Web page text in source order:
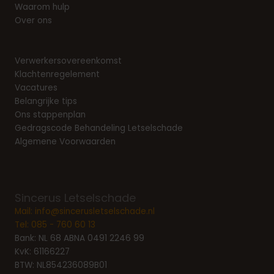
Waarom hulp
Over ons
Verwerkersovereenkomst
Klachtenregelement
Vacatures
Belangrijke tips
Ons stappenplan
Gedragscode Behandeling Letselschade
Algemene Voorwaarden
Sincerus Letselschade
Mail: info@sincerusletselschade.nl
Tel: 085 - 760 60 13
Bank: NL 68 ABNA 0491 2246 99
KvK: 61166227
BTW: NL854236089B01